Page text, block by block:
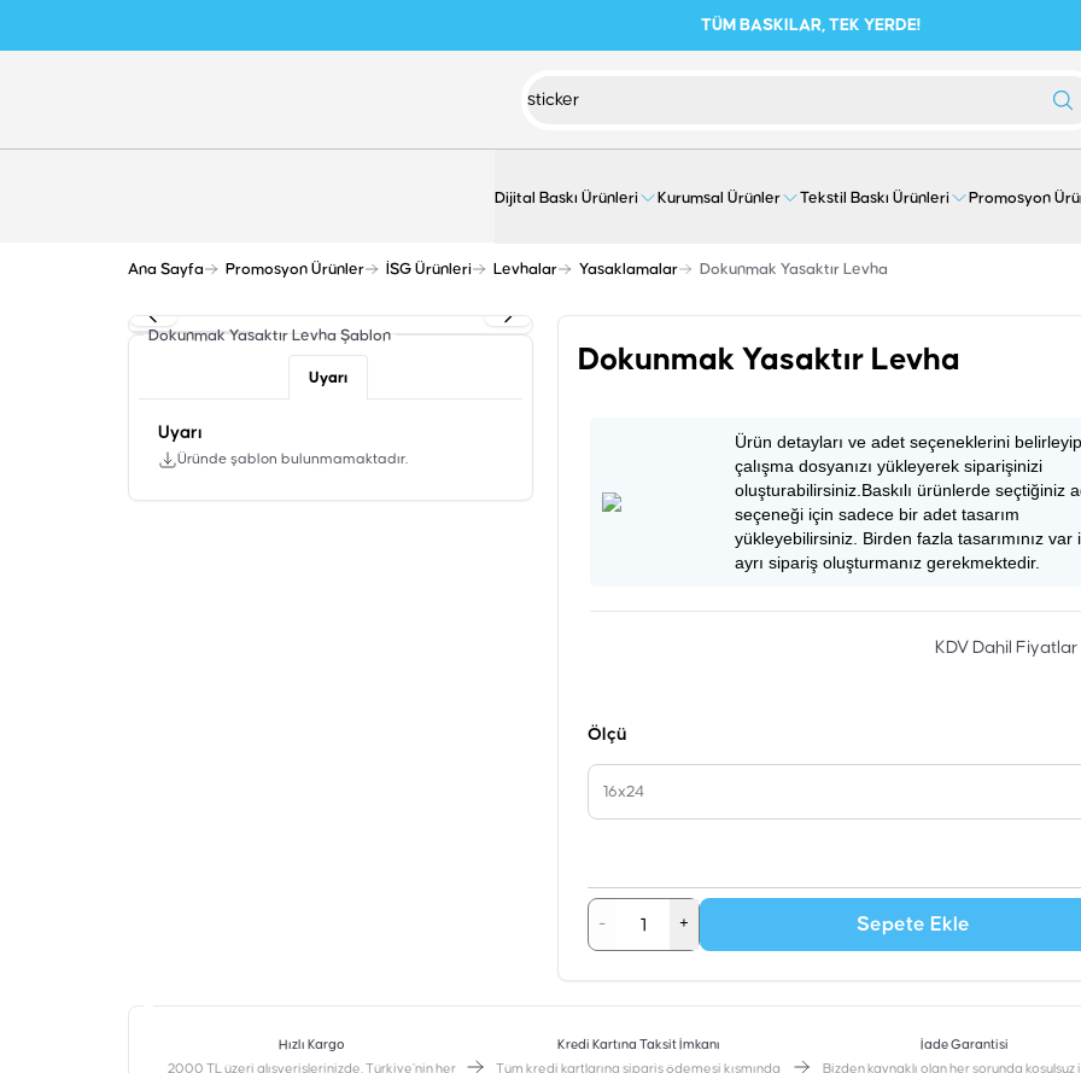
TÜM BASKILAR, TEK YERDE!
Dijital Baskı Ürünleri Kurumsal Ürünler Tekstil Baskı Ürünleri Promosyon
Ana Sayfa Promosyon Ürünler İSG Ürünleri Levhalar Yasaklamalar Dokunmak Yasaktır Levha
Dokunmak Yasaktır Levha Şablon
Uyarı
Uyarı
Üründe şablon bulunmamaktadır.
Dokunmak Yasaktır Levha
Ürün detayları ve adet seçeneklerini belirleyip
çalışma dosyanızı yükleyerek siparişinizi
oluşturabilirsiniz.Baskılı ürünlerde seçtiğiniz
seçeneği için sadece bir adet tasarım
yükleyebilirsiniz. Birden fazla tasarımınız var
ayrı sipariş oluşturmanız gerekmektedir.
KDV Dahil Fiyatlar
Ölçü
16x24
- + Sepete Ekle
Hızlı Kargo
2000 TL üzeri alışverişlerinizde, Türkiye’nin her
Kredi Kartına Taksit İmkanı
‎Tüm kredi kartlarına sipariş ödemesi kısmında
İade Garantisi
Bizden kaynaklı olan her sorunda koşulsuz